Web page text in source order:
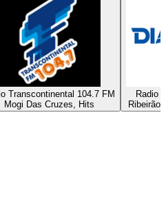
Transcontinental 104.7 FM
Mogi Das Cruzes, Hits
Radio
Ribeirão